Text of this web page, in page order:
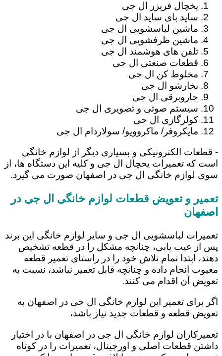
یخچال فریزر ال جی
ساید بای ساید ال جی
ماشین لباسشویی ال جی
ماشین ظرفشویی ال جی
تلفن های هوشمند ال جی
قطعات صنعتی ال جی
مخلوط کن ال جی
بخارشو ال جی
جاروبرقی ال جی
سیستم صوتی و تصویری ال جی
کولرگازی ال جی
مایکروفر/ ماکروویو/ سولاردام ال جی
- قطعات الکترونیکی و بسیاری دیگر از لوازم خانگی
است که تعمیرات یخچال ال جی و کلیه این دستگاه ها، از
سوی لوازم خانگی ال جی در اصفهان صورت می گیرد.
تعمیر و تعویض قطعات لوازم خانگی ال جی در
اصفهان
تعمیرات لباسشویی ال جی و سایر لوازم خانگی این برند
پس از عیب یابی، چنانچه مشکل را در قطعه تشخیص
دهند، ابتدا تمام تلاش خود را در راستای تعمیر قطعه
معیوب انجام داده و چنانچه قابل تعمیر نباشد، نسبت به
تعویض آن اقدام می کنند.
اگر برای تعمیر این لوازم خانگی ال جی در اصفهان به
تعویض قطعه و قطعات جدید نیاز باشد،
تعمیرکاران لوازم خانگی ال جی در اصفهان با در اختیار
داشتن قطعات اصلی و اورجینال، تعمیرات را در کوتاه